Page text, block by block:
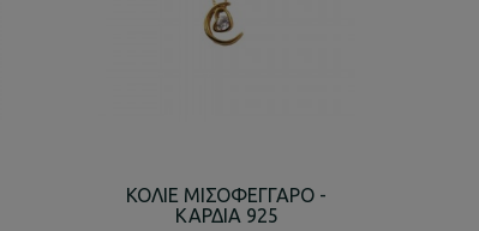
ΚΟΛΙΕ ΜΙΣΟΦΕΓΓΑΡΟ -
ΚΑΡΔΙΑ 925